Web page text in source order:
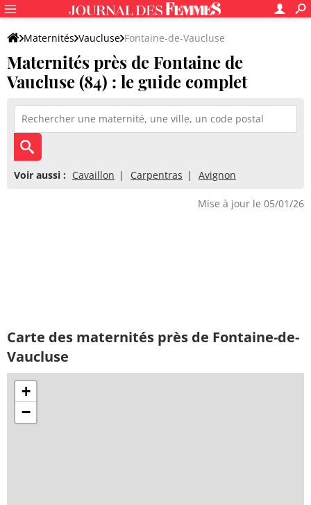
Maternités Vaucluse Fontaine-de-Vaucluse
Maternités près de Fontaine de
Vaucluse (84) : le guide complet
Voir aussi : Cavaillon Carpentras Avignon
Mise à jour le 05/01/26
Carte des maternités près de Fontaine-de-
Vaucluse
+
−